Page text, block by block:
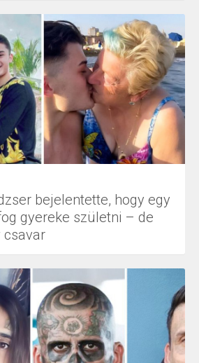
bejelentette, hogy egy
gyereke születni – de
csavar